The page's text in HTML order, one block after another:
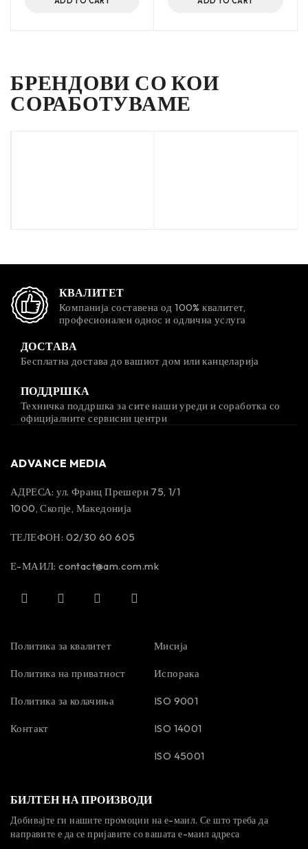
БРЕНДОВИ СО КОИ
СОРАБОТУВАМЕ
КВАЛИТЕТ
Компанија составена од 100% квалитет,
професионален однос и одлична услуга
ДОСТАВА
Бесплатна достава до вашиот дом или канцеларија
ПОДДРШКА
Техничка поддршка за сите наши уреди и соработка со
официјалните сервисни центри
ADVANCE MEDIA
АДРЕСА: ул. Франц Прешерн 75, 1/1
1000, Скопје, Македонија
ТЕЛЕФОН: 02/30 60 605
Е-МАИЛ:contact@am.com.mk
Политика за квалитет
Политика на приватност
Политика за колачиња
Контакт
Мисија
Испорака
ISO 9001
ISO 14001
ISO 45001
БИЛТЕН НА ПРОИЗВОДИ
Добивајте ги нашите промоции на е-маил. Се што треба да
направите е да се пријавите со вашата е-маил адреса